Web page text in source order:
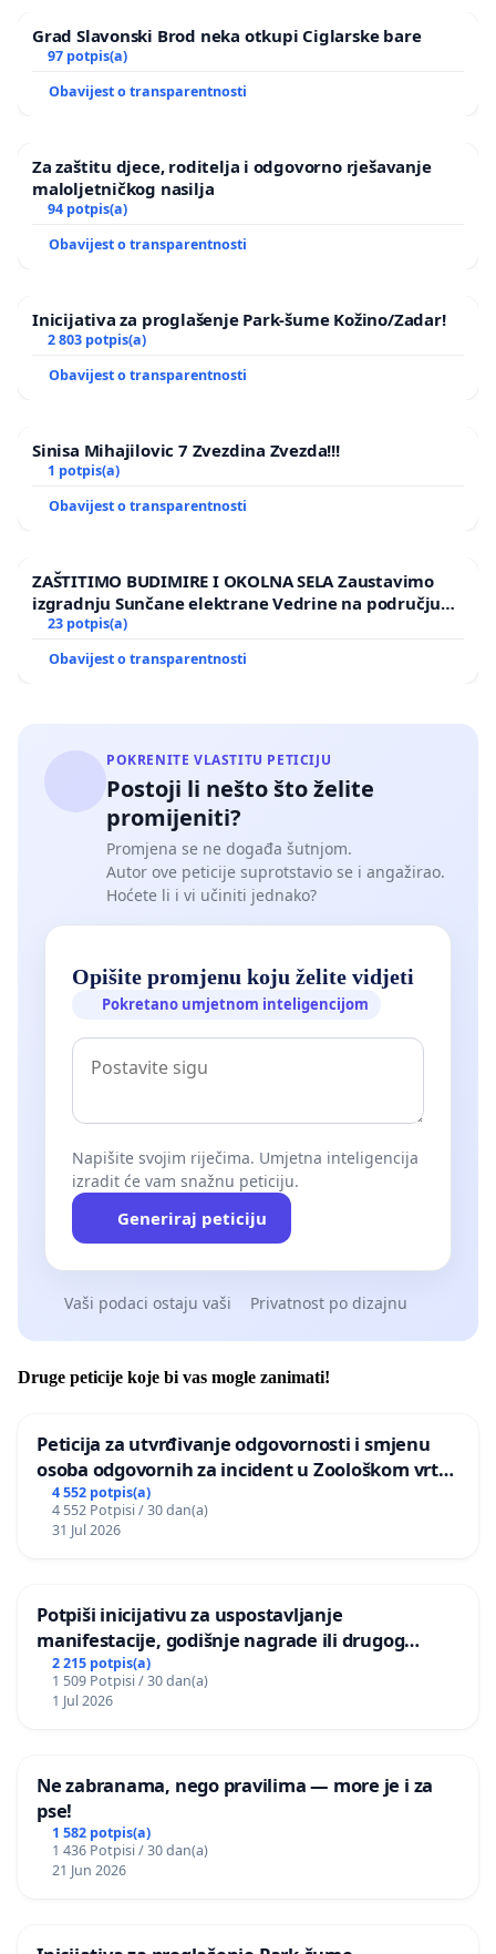
Grad Slavonski Brod neka otkupi Ciglarske bare
97 potpis(a)
Obavijest o transparentnosti
Za zaštitu djece, roditelja i odgovorno rješavanje
maloljetničkog nasilja
94 potpis(a)
Obavijest o transparentnosti
Inicijativa za proglašenje Park-šume Kožino/Zadar!
2 803 potpis(a)
Obavijest o transparentnosti
Sinisa Mihajilovic 7 Zvezdina Zvezda!!!
1 potpis(a)
Obavijest o transparentnosti
ZAŠTITIMO BUDIMIRE I OKOLNA SELA Zaustavimo
izgradnju Sunčane elektrane Vedrine na području
Ugljana
23 potpis(a)
Obavijest o transparentnosti
POKRENITE VLASTITU PETICIJU
Postoji li nešto što želite
promijeniti?
Promjena se ne događa šutnjom.
Autor ove peticije suprotstavio se i angažirao.
Hoćete li i vi učiniti jednako?
Opišite promjenu koju želite vidjeti
Pokretano umjetnom inteligencijom
Napišite svojim riječima. Umjetna inteligencija
izradit će vam snažnu peticiju.
Generiraj peticiju
Vaši podaci ostaju vaši Privatnost po dizajnu
Druge peticije koje bi vas mogle zanimati!
Peticija za utvrđivanje odgovornosti i smjenu
osoba odgovornih za incident u Zoološkom vrtu
Grada Zagreba
4 552 potpis(a)
4 552 Potpisi / 30 dan(a)
31 Jul 2026
Potpiši inicijativu za uspostavljanje
manifestacije, godišnje nagrade ili drugog
javnog događaja „Edin Avdić“ u Sarajevu
2 215 potpis(a)
1 509 Potpisi / 30 dan(a)
1 Jul 2026
Ne zabranama, nego pravilima — more je i za
pse!
1 582 potpis(a)
1 436 Potpisi / 30 dan(a)
21 Jun 2026